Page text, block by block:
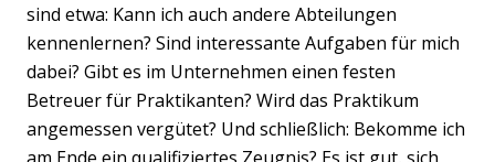
sind etwa: Kann ich auch andere Abteilungen
kennenlernen? Sind interessante Aufgaben für mich
dabei? Gibt es im Unternehmen einen festen
Betreuer für Praktikanten? Wird das Praktikum
angemessen vergütet? Und schließlich: Bekomme ich